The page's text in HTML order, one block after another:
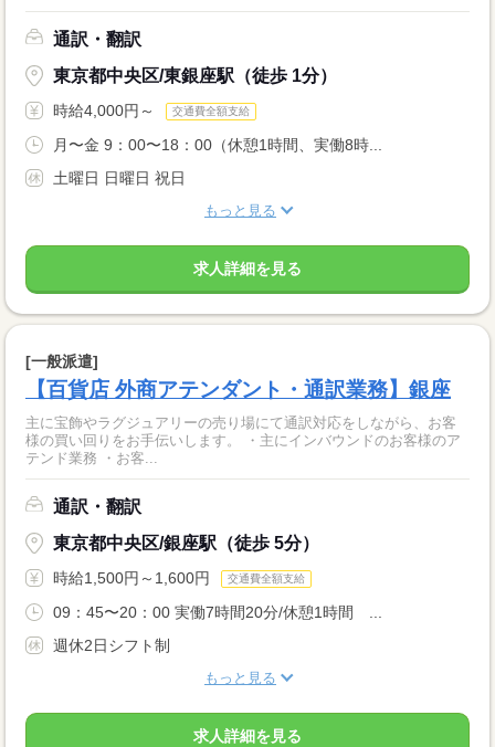
通訳・翻訳
東京都中央区/東銀座駅（徒歩 1分）
時給4,000円～ 交通費全額支給
月〜金 9：00〜18：00（休憩1時間、実働8時...
土曜日 日曜日 祝日
もっと見る
求人詳細を見る
[一般派遣]
【百貨店 外商アテンダント・通訳業務】銀座
主に宝飾やラグジュアリーの売り場にて通訳対応をしながら、お客
様の買い回りをお手伝いします。 ・主にインバウンドのお客様のア
テンド業務 ・お客...
通訳・翻訳
東京都中央区/銀座駅（徒歩 5分）
時給1,500円～1,600円 交通費全額支給
09：45〜20：00 実働7時間20分/休憩1時間 ...
週休2日シフト制
もっと見る
求人詳細を見る